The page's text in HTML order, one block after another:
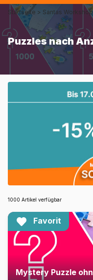
Startseite > Santas
Puzzles nach
1000 Artikel verfügbar
Favorit